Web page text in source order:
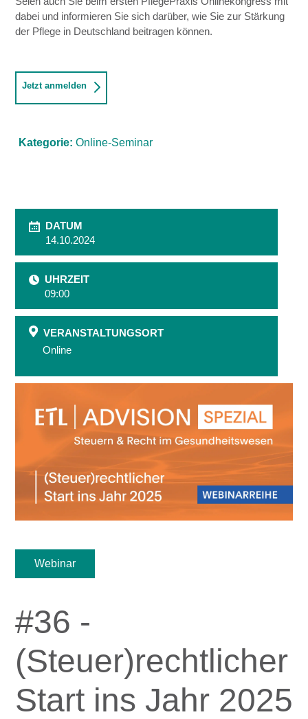
dabei und informieren Sie sich darüber, wie Sie zur Stärkung
der Pflege in Deutschland beitragen können.
Jetzt anmelden
Kategorie: Online-Seminar
DATUM
14.10.2024
UHRZEIT
09:00
VERANSTALTUNGSORT
Online
Webinar
#36 -
(Steuer)rechtlicher
Start ins Jahr 2025